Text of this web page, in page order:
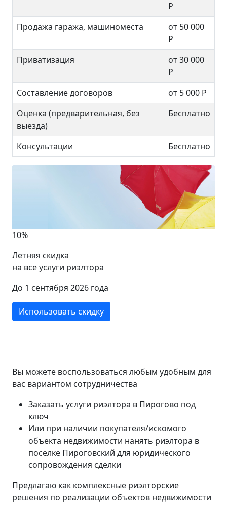
Р
Продажа гаража, машиноместа
от 50 000
Р
Приватизация
от 30 000
Р
Составление договоров
от 5 000 Р
Оценка (предварительная, без
выезда)
Бесплатно
Консультации Бесплатно
10%
Летняя скидка
на все услуги риэлтора
До 1 сентября 2026 года
Использовать скидку
Вы можете воспользоваться любым удобным для
вас вариантом сотрудничества
Заказать услуги риэлтора в Пирогово под
ключ
Или при наличии покупателя/искомого
объекта недвижимости нанять риэлтора в
поселке Пироговский для юридического
сопровождения сделки
Предлагаю как комплексные риэлторские
решения по реализации объектов недвижимости